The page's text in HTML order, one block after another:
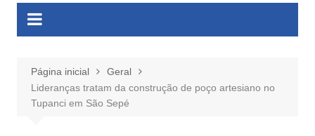
Página inicial
Geral
Lideranças tratam da construção de poço artesiano no
Tupanci em São Sepé